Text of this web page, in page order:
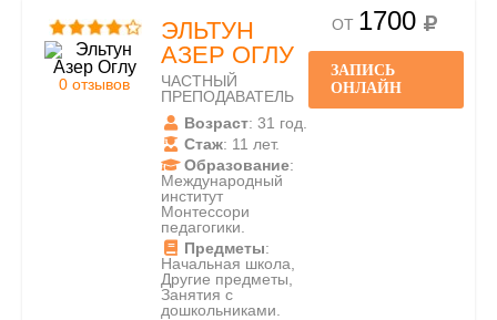
0 отзывов
ЭЛЬТУН
АЗЕР ОГЛУ
ЧАСТНЫЙ
ПРЕПОДАВАТЕЛЬ
Возраст: 31 год.
Стаж: 11 лет.
Образование:
Международный
институт
Монтессори
педагогики.
Предметы:
Начальная школа,
Другие предметы,
Занятия с
дошкольниками.
ОТ 1700
ЗАПИСЬ
ОНЛАЙН